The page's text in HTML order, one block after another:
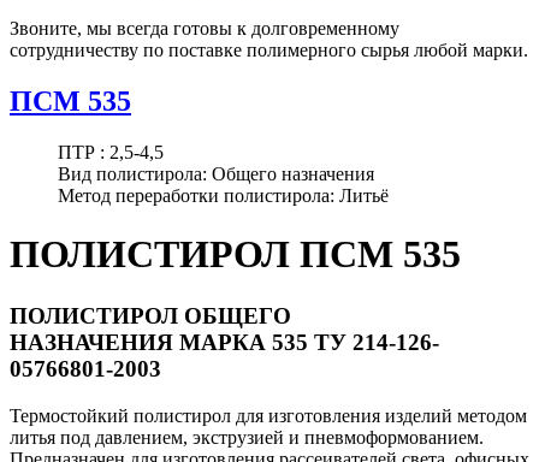
Звоните, мы всегда готовы к долговременному
сотрудничеству по поставке полимерного сырья любой марки.
ПСМ 535
ПТР : 2,5-4,5
Вид полистирола: Общего назначения
Метод переработки полистирола: Литьё
ПОЛИСТИРОЛ ПСМ 535
ПОЛИСТИРОЛ ОБЩЕГО
НАЗНАЧЕНИЯ МАРКА 535 ТУ 214-126-
05766801-2003
Термостойкий полистирол для изготовления изделий методом
литья под давлением, экструзией и пневмоформованием.